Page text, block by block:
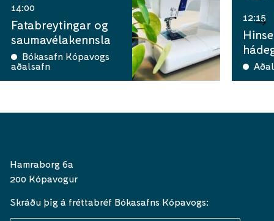
14:00
Fatabreytingar og
saumavélakennsla
Bókasafn Kópavogs
aðalsafn
12:15
Hamraborg 6a
200 Kópavogur
Skráðu þig á fréttabréf Bókasafns Kópavogs: